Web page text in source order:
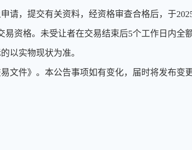
请，提交有关资料，经资格审查合格后，于
资格。未受让者在交易结束后5个工作日内全
以实物现状为准。
文件》。本公告事项如有变化，届时将发布变更